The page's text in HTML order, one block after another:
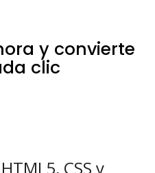
y convierte
clic
HTML5, CSS y